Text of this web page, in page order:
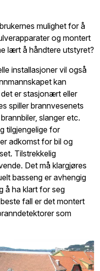
mulighet for å
og montert
lært å håndtere utstyret?
installasjoner vil også
kan
er stasjonært eller
spiller brannvesenets
slanger etc.
tilgjengelige for
adkomst for bil og
Tilstrekkelig
Det må klargjøres
basseng er avhengig
å ha klart for seg
fall er det montert
som